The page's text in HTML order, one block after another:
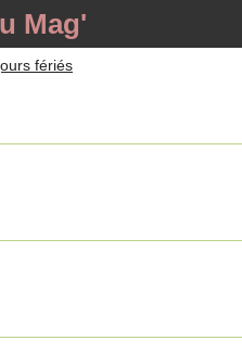
Mag'
fériés